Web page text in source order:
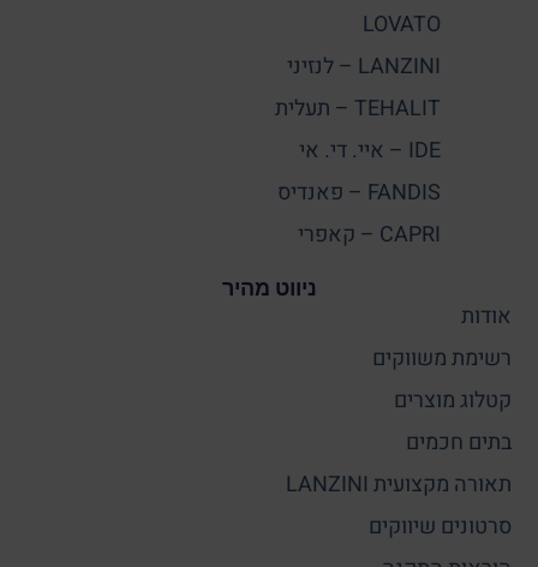
LOVATO
LANZINI – לנזיני
TEHALIT – תעלית
IDE – איי. די. אי
FANDIS – פאנדיס
CAPRI – קאפרי
ניווט מהיר
אודות
רשימת משווקים
קטלוג מוצרים
בתים חכמים
תאורה מקצועית LANZINI
סרטונים שיווקים